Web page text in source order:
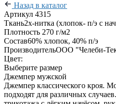
Назад в каталог
Артикул 4315
Ткань2х-нитка (хлопок- п/э с
Плотность 270 г/м2
Состав60% хлопок, 40% п/э
ПроизводительООО "Челеби-
Цвет:
Выберите размер
Джемпер мужской
Джемпер классического кроя.
подходят для различных